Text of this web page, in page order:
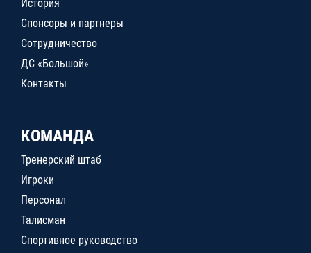
История
Спонсоры и партнеры
Сотрудничество
ДС «Большой»
Контакты
КОМАНДА
Тренерский штаб
Игроки
Персонал
Талисман
Спортивное руководство